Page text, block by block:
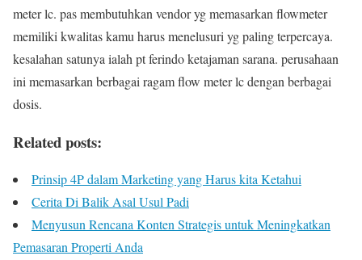
meter lc. pas membutuhkan vendor yg memasarkan flowmeter
memiliki kwalitas kamu harus menelusuri yg paling terpercaya.
kesalahan satunya ialah pt ferindo ketajaman sarana. perusahaan
ini memasarkan berbagai ragam flow meter lc dengan berbagai
dosis.
Related posts:
Prinsip 4P dalam Marketing yang Harus kita Ketahui
Cerita Di Balik Asal Usul Padi
Menyusun Rencana Konten Strategis untuk Meningkatkan
Pemasaran Properti Anda